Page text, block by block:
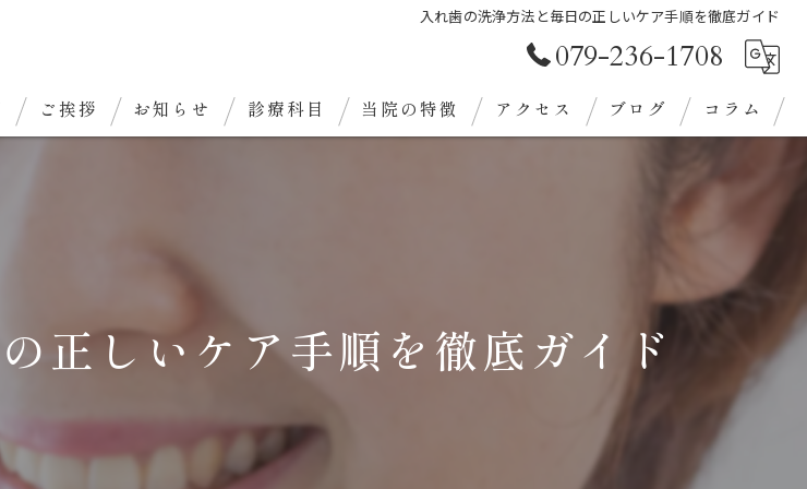
入れ歯の洗浄方法と毎日の正しいケア手順を徹底ガイド
079-236-1708
ご挨拶 お知らせ 診療科目 当院の特徴
ホワイトニング
アクセス ブログ コラム
正しいケア手順を徹底ガイド